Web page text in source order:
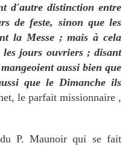
d'autre distinction entre
de feste, sinon que les
la Messe ; mais à cela
jours ouvriers ; disant
aussi bien que
que le Dimanche ils
le parfait missionnaire ,
P. Maunoir qui se fait